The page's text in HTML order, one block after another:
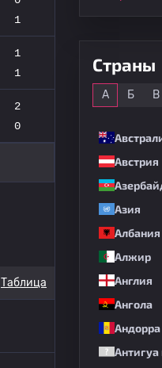
1
1
1
2
0
Таблица
Страны
А Б В
Австрия
Азия
Албания
Алжир
Англия
Ангола
Андорра
Антигуа